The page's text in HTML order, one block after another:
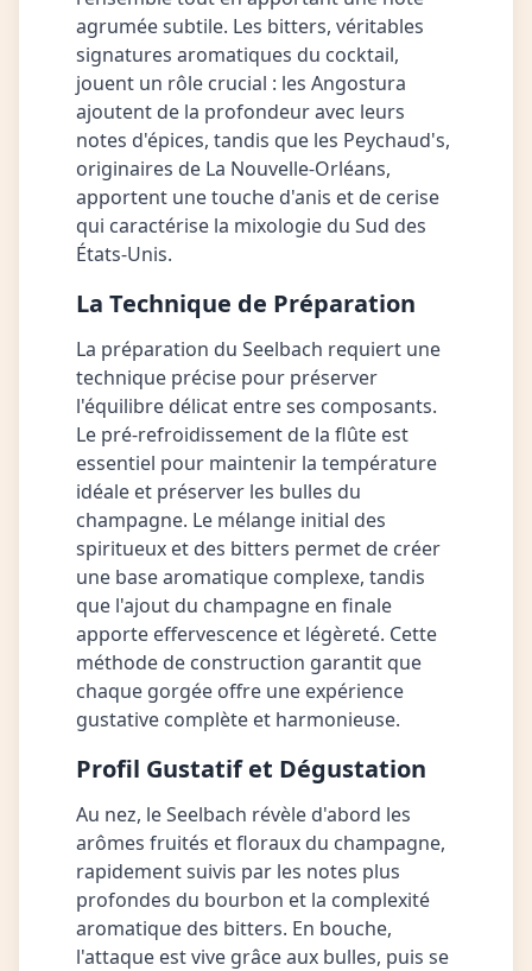
agrumée subtile. Les bitters, véritables
signatures aromatiques du cocktail,
jouent un rôle crucial : les Angostura
ajoutent de la profondeur avec leurs
notes d'épices, tandis que les Peychaud's,
originaires de La Nouvelle-Orléans,
apportent une touche d'anis et de cerise
qui caractérise la mixologie du Sud des
États-Unis.
La Technique de Préparation
La préparation du Seelbach requiert une
technique précise pour préserver
l'équilibre délicat entre ses composants.
Le pré-refroidissement de la flûte est
essentiel pour maintenir la température
idéale et préserver les bulles du
champagne. Le mélange initial des
spiritueux et des bitters permet de créer
une base aromatique complexe, tandis
que l'ajout du champagne en finale
apporte effervescence et légèreté. Cette
méthode de construction garantit que
chaque gorgée offre une expérience
gustative complète et harmonieuse.
Profil Gustatif et Dégustation
Au nez, le Seelbach révèle d'abord les
arômes fruités et floraux du champagne,
rapidement suivis par les notes plus
profondes du bourbon et la complexité
aromatique des bitters. En bouche,
l'attaque est vive grâce aux bulles, puis se